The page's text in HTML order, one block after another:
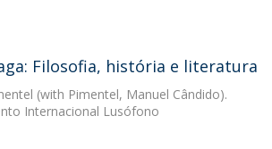
Filosofia, história e literatura
(with Pimentel, Manuel Cândido).
Internacional Lusófono